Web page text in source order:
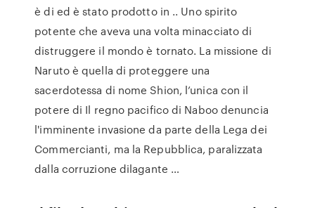
è di ed è stato prodotto in .. Uno spirito
potente che aveva una volta minacciato di
distruggere il mondo è tornato. La missione di
Naruto è quella di proteggere una
sacerdotessa di nome Shion, l’unica con il
potere di Il regno pacifico di Naboo denuncia
l'imminente invasione da parte della Lega dei
Commercianti, ma la Repubblica, paralizzata
dalla corruzione dilagante …